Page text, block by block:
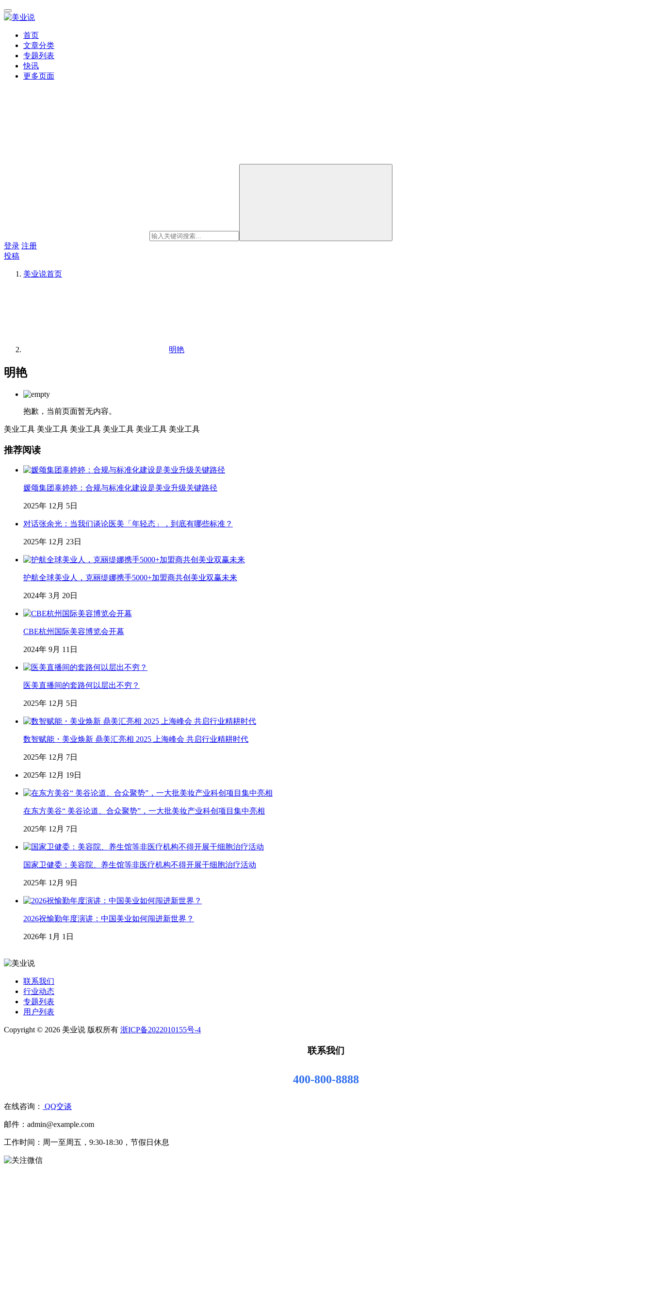
首页
文章分类
专题列表
快讯
更多页面
登录 注册
投稿
美业说首页
明艳
明艳
抱歉，当前页面暂无内容。
美业工具 美业工具 美业工具 美业工具 美业工具 美业工具
推荐阅读
媛颂集团辜婷婷：合规与标准化建设是美业升级关键路径
2025年 12月 5日
对话张余光：当我们谈论医美「年轻态」，到底有哪些标准？
2025年 12月 23日
护航全球美业人，克丽缇娜携手5000+加盟商共创美业双赢未来
2024年 3月 20日
CBE杭州国际美容博览会开幕
2024年 9月 11日
医美直播间的套路何以层出不穷？
2025年 12月 5日
数智赋能・美业焕新 鼎美汇亮相 2025 上海峰会 共启行业精耕时代
2025年 12月 7日
2025年 12月 19日
在东方美谷“ 美谷论道、合众聚势”，一大批美妆产业科创项目集中亮相
2025年 12月 7日
国家卫健委：美容院、养生馆等非医疗机构不得开展干细胞治疗活动
2025年 12月 9日
2026祝愉勤年度演讲：中国美业如何闯进新世界？
2026年 1月 1日
联系我们
行业动态
专题列表
用户列表
Copyright © 2026 美业说 版权所有 浙ICP备2022010155号-4
联系我们
400-800-8888
在线咨询： QQ交谈
邮件：admin@example.com
工作时间：周一至周五，9:30-18:30，节假日休息